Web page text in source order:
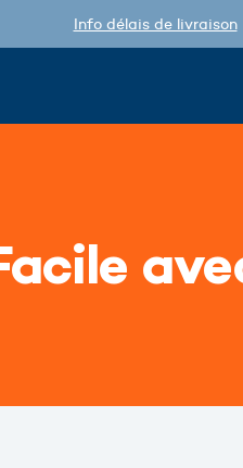
Info délais de livraison